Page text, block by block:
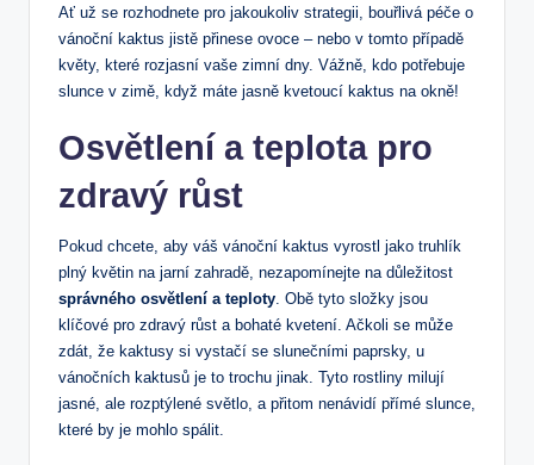
Ať už se ​rozhodnete pro jakoukoliv strategii, ⁣bouřlivá‍ péče o
vánoční kaktus jistě přinese ovoce – nebo v tomto případě
květy, které rozjasní vaše‍ zimní dny. Vážně, kdo potřebuje
slunce ‍v zimě, když máte jasně ​kvetoucí kaktus na okně!
Osvětlení ⁤a teplota pro​
zdravý růst
Pokud ⁤chcete, aby‌ váš vánoční kaktus vyrostl jako truhlík⁣
plný květin na jarní zahradě, nezapomínejte na důležitost
správného osvětlení a teploty. Obě ‍tyto složky jsou⁣
klíčové pro⁣ zdravý růst a⁢ bohaté ⁣kvetení. Ačkoli se může
zdát, že⁢ kaktusy si vystačí⁢ se slunečními paprsky, u
vánočních kaktusů je to trochu jinak. Tyto rostliny milují
jasné, ale rozptýlené světlo,⁣ a přitom ‍nenávidí přímé ⁤slunce,
které by je mohlo spálit.